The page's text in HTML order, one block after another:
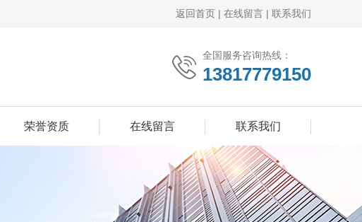
返回首页 | 在线留言 | 联系我们
全国服务咨询热线：
13817779150
荣誉资质 在线留言 联系我们